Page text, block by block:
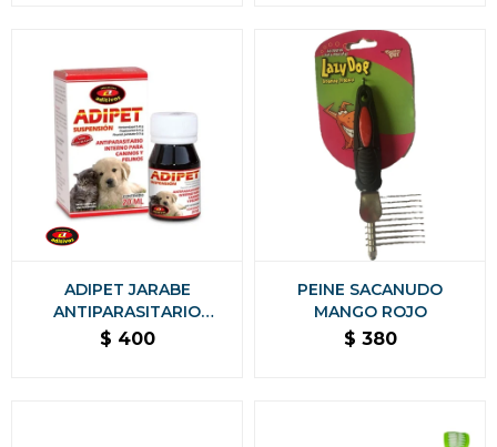
ADIPET JARABE
ANTIPARASITARIO
SUSPENSIÓN 20 ML
$ 400
PEINE SACANUDO
MANGO ROJO
$ 380